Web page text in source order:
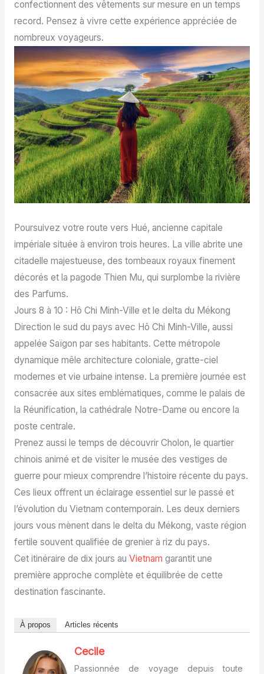
confectionnent des vêtements sur mesure en un temps
record. Pensez à vivre cette expérience appréciée de
nombreux voyageurs.
Poursuivez votre route vers Hué, ancienne capitale
impériale située à environ trois heures. La ville abrite une
citadelle majestueuse, des tombeaux royaux finement
décorés et la pagode Thien Mu, qui surplombe la rivière
des Parfums.
Jours 8 à 10 : Hô Chi Minh-Ville et le delta du Mékong
Direction le sud du pays avec Hô Chi Minh-Ville, aussi
appelée Saïgon par ses habitants. Cette métropole
dynamique mêle architecture coloniale, gratte-ciel
modernes et vie urbaine intense. La première journée est
consacrée aux sites emblématiques, comme le palais de
la Réunification, la cathédrale Notre-Dame ou encore la
poste centrale.
Prenez aussi le temps de découvrir Cholon, le quartier
chinois animé et de visiter le musée des vestiges de
guerre pour mieux comprendre l’histoire récente du pays.
Ces lieux offrent un éclairage essentiel sur le passé et
l’évolution du Vietnam contemporain. Les deux derniers
jours vous mènent dans le delta du Mékong, vaste région
fertile souvent qualifiée de grenier à riz du pays.
Cet itinéraire de dix jours au Vietnam garantit une
première approche complète et équilibrée de cette
destination fascinante.
À propos Articles récents
Cecile
Passionnée de voyage depuis toute